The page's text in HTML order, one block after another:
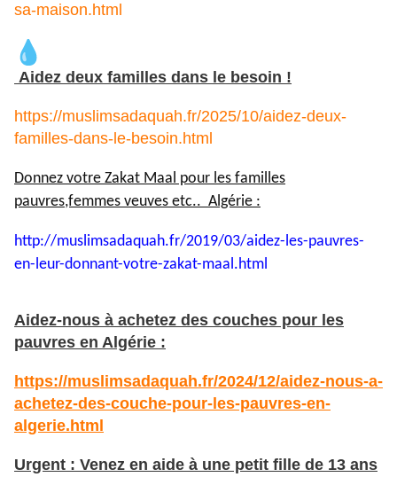
sa-maison.html
Aidez deux familles dans le besoin !
https://muslimsadaquah.fr/2025/10/aidez-deux-
familles-dans-le-besoin.html
Donnez votre Zakat Maal pour les familles
pauvres,femmes veuves etc.. Algérie :
http://muslimsadaquah.fr/2019/03/aidez-les-pauvres-
en-leur-donnant-votre-zakat-maal.html
Aidez-nous à achetez des couches pour les
pauvres en Algérie :
https://muslimsadaquah.fr/2024/12/aidez-nous-a-
achetez-des-couche-pour-les-pauvres-en-
algerie.html
Urgent : Venez en aide à une petit fille de 13 ans